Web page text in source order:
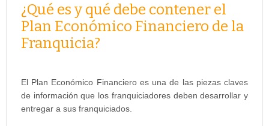
¿Qué es y qué debe contener el
Plan Económico Financiero de la
Franquicia?
El Plan Económico Financiero es una de las piezas claves
de información que los franquiciadores deben desarrollar y
entregar a sus franquiciados.